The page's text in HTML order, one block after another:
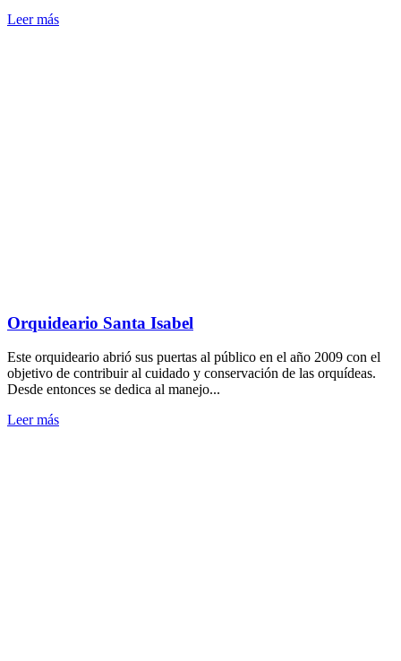
Leer más
Orquideario Santa Isabel
Este orquideario abrió sus puertas al público en el año 2009 con el
objetivo de contribuir al cuidado y conservación de las orquídeas.
Desde entonces se dedica al manejo...
Leer más